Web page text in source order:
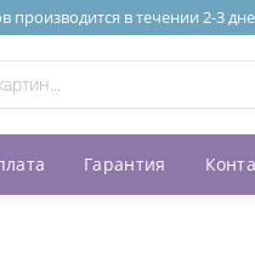
производится в течении 2-3
Гарантия